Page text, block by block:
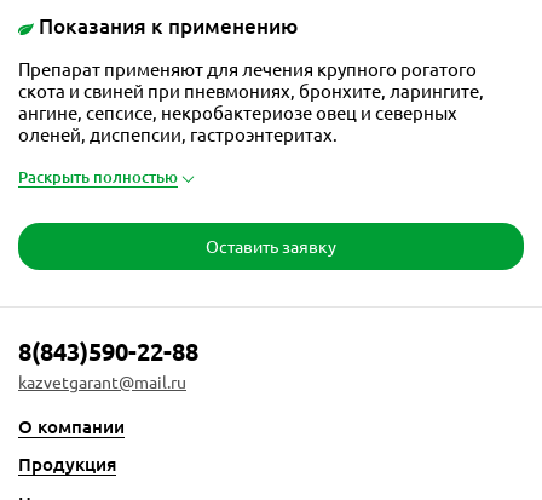
Показания к применению
Препарат применяют для лечения крупного рогатого
скота и свиней при пневмониях, бронхите, ларингите,
ангине, сепсисе, некробактериозе овец и северных
оленей, диспепсии, гастроэнтеритах.
Раскрыть полностью
Оставить заявку
8(843)590-22-88
kazvetgarant@mail.ru
О компании
Продукция